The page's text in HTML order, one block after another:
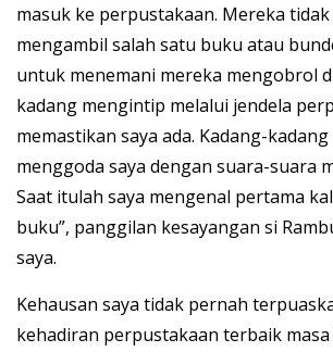
masuk ke perpustakaan. Mereka
mengambil salah satu buku atau
untuk menemani mereka mengobrol
kadang mengintip melalui jendela
memastikan saya ada. Kadang-
menggoda saya dengan suara-suara
Saat itulah saya mengenal pertama
buku”, panggilan kesayangan si
saya.
Kehausan saya tidak pernah
kehadiran perpustakaan terbaik masa